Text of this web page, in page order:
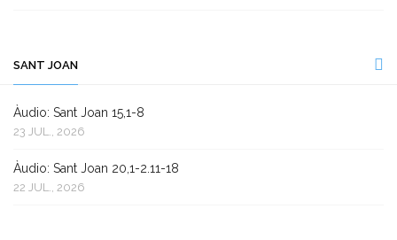
SANT JOAN
Àudio: Sant Joan 15,1-8
23 JUL., 2026
Àudio: Sant Joan 20,1-2.11-18
22 JUL., 2026